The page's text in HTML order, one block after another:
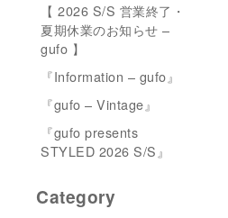
【 2026 S/S 営業終了・
夏期休業のお知らせ –
gufo 】
『Information – gufo』
『gufo – Vintage』
『gufo presents
STYLED 2026 S/S』
Category